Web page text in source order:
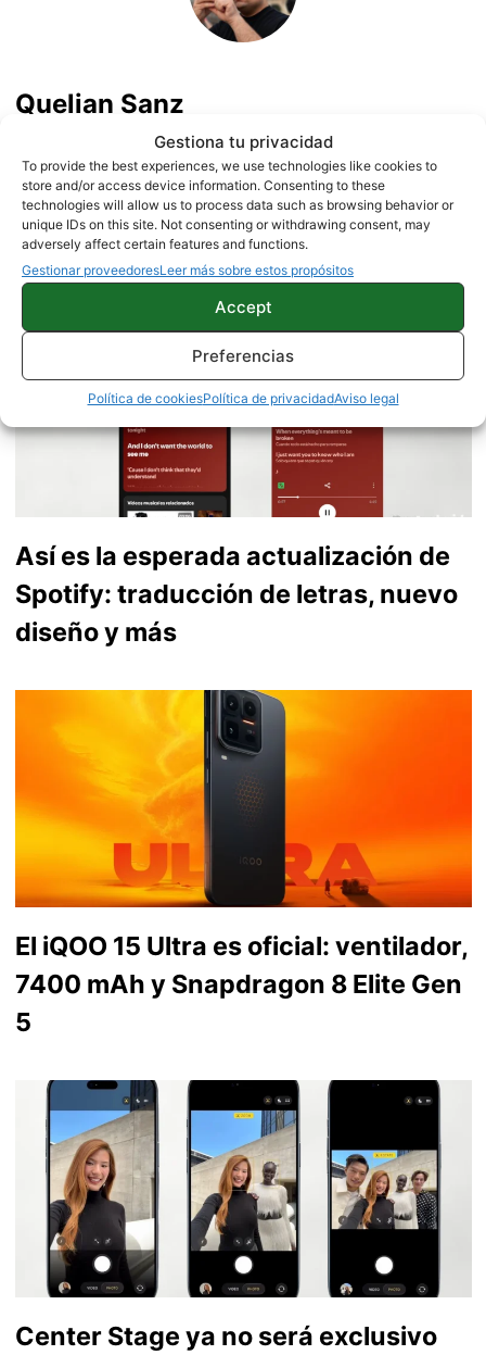
Gestiona tu privacidad
To provide the best experiences, we use technologies like cookies to
store and/or access device information. Consenting to these
technologies will allow us to process data such as browsing behavior or
unique IDs on this site. Not consenting or withdrawing consent, may
adversely affect certain features and functions.
Gestionar proveedoresLeer más sobre estos propósitos
Accept
Preferencias
Política de cookiesPolítica de privacidadAviso legal
Quelian Sanz
11059 artículos publicados en ProAndroid desde 2020.
Redactor en Pro Android | Apasionado de ese Androide
verde que tanto esconde. Se comenta que tecleo sobre
actualidad. Me gusta probarlo todo en este mundo de la
tecnología. Los gusanos se comen a las manzanas.
Enamorado de lo que una gran mayoría llama ruido.
Así es la esperada actualización de
Spotify: traducción de letras, nuevo
diseño y más
El iQOO 15 Ultra es oficial: ventilador,
7400 mAh y Snapdragon 8 Elite Gen
5
Center Stage ya no será exclusivo